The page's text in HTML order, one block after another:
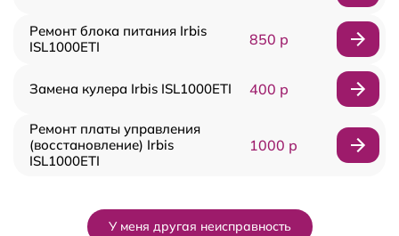
Ремонт блока питания Irbis
ISL1000ETI
850 р
Замена кулера Irbis ISL1000ETI 400 р
Ремонт платы управления
(восстановление) Irbis
ISL1000ETI
1000 р
У меня другая неисправность